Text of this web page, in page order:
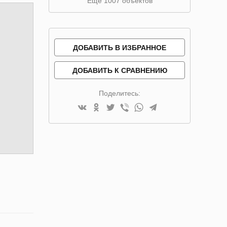
ДОБАВИТЬ В ИЗБРАННОЕ
ДОБАВИТЬ К СРАВНЕНИЮ
Поделитесь: